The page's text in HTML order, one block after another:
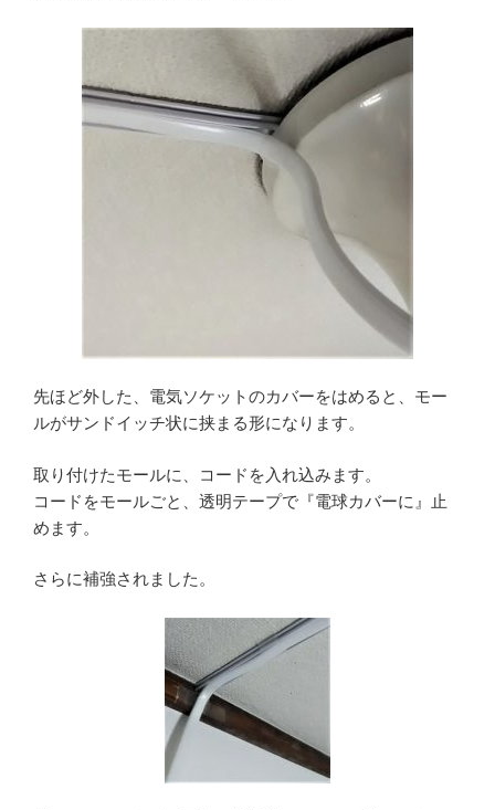
先ほど外した、電気ソケットのカバーをはめると、モー
ルがサンドイッチ状に挟まる形になります。
取り付けたモールに、コードを入れ込みます。
コードをモールごと、透明テープで『電球カバーに』止
めます。
さらに補強されました。